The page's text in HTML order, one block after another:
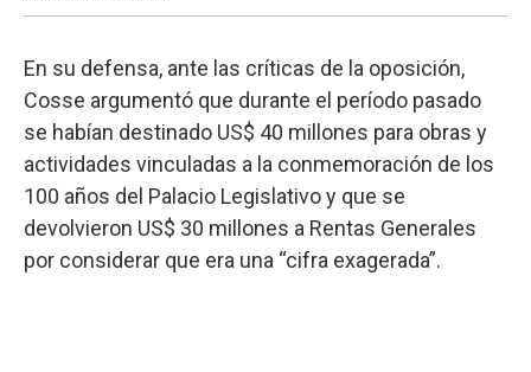
En su defensa, ante las críticas de la oposición,
Cosse argumentó que durante el período pasado
se habían destinado US$ 40 millones para obras y
actividades vinculadas a la conmemoración de los
100 años del Palacio Legislativo y que se
devolvieron US$ 30 millones a Rentas Generales
por considerar que era una “cifra exagerada”.